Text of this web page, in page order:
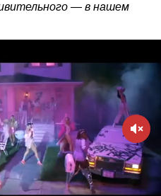
— в нашем